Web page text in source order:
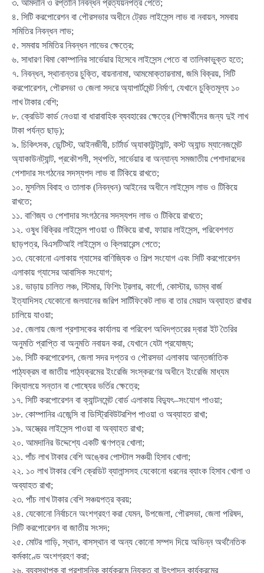
৩. আমদানি ও রপ্তানি নিবন্ধন প্রত্যয়নপত্র পেতে;
৪. সিটি করপোরেশন বা পৌরসভার অধীনে ট্রেড লাইসেন্স লাভ বা নবায়ন, সমবায়
সমিতির নিবন্ধন লাভ;
৫. সমবায় সমিতির নিবন্ধন লাভের ক্ষেত্রে;
৬. সাধারণ বিমা কোম্পানির সার্ভেয়ার হিসেবে লাইসেন্স পেতে বা তালিকাভুক্ত হতে;
৭. নিবন্ধন, স্থানান্তর চুক্তি, বায়নানামা, আমমোক্তারনামা, জমি বিক্রয়, সিটি
করপোরেশন, পৌরসভা ও জেলা সদরে অ্যাপার্টমেন্ট নির্মাণ, যেখানে চুক্তিমূল্য ১০
লাখ টাকার বেশি;
৮. ক্রেডিট কার্ড নেওয়া বা ধারাবাহিক ব্যবহারের ক্ষেত্রে (শিক্ষার্থীদের জন্য দুই লাখ
টাকা পর্যন্ত ছাড়);
৯. চিকিৎসক, ডেন্টিস্ট, আইনজীবী, চার্টার্ড অ্যাকাউন্ট্যান্ট, কস্ট অ্যান্ড ম্যানেজমেন্ট
অ্যাকাউনট্যান্ট, প্রকৌশলী, স্থপতি, সার্ভেয়ার বা অন্যান্য সমজাতীয় পেশাদারদের
পেশাদার সংগঠনের সদস্যপদ লাভ বা টিকিয়ে রাখতে;
১০. মুসলিম বিবাহ ও তালাক (নিবন্ধন) আইনের অধীনে লাইসেন্স লাভ ও টিকিয়ে
রাখতে;
১১. বাণিজ্য ও পেশাদার সংগঠনের সদস্যপদ লাভ ও টিকিয়ে রাখতে;
১২. ওষুধ বিক্রির লাইসেন্স পাওয়া ও টিকিয়ে রাখা, ফায়ার লাইসেন্স, পরিবেশগত
ছাড়পত্র, বিএসটিআই লাইসেন্স ও ক্লিয়ারেন্স পেতে;
১৩. যেকোনো এলাকায় গ্যাসের বাণিজ্যিক ও শিল্প সংযোগ এবং সিটি করপোরেশন
এলাকায় গ্যাসের আবাসিক সংযোগ;
১৪. ভাড়ায় চালিত লঞ্চ, স্টিমার, ফিশিং ট্রলার, কার্গো, কোস্টার, ডাম্ব বার্জ
ইত্যাদিসহ যেকোনো জলযানের জরিপ সার্টিফিকেট লাভ বা তার মেয়াদ অব্যাহত রাখার
চালিয়ে যাওয়া;
১৫. জেলায় জেলা প্রশাসকের কার্যালয় বা পরিবেশ অধিদপ্তরের দ্বারা ইট তৈরির
অনুমতি প্রাপ্তি বা অনুমতি নবায়ন করা, যেখানে যেটা প্রযোজ্য;
১৬. সিটি করপোরেশন, জেলা সদর দপ্তর ও পৌরসভা এলাকায় আন্তর্জাতিক
পাঠ্যক্রম বা জাতীয় পাঠ্যক্রমের ইংরেজি সংস্করণের অধীনে ইংরেজি মাধ্যম
বিদ্যালয়ে সন্তান বা পোষ্যের ভর্তির ক্ষেত্রে;
১৭. সিটি করপোরেশন বা ক্যান্টনমেন্ট বোর্ড এলাকায় বিদ্যুৎ–সংযোগ পাওয়া;
১৮. কোম্পানির এজেন্সি বা ডিস্ট্রিবিউটরশিপ পাওয়া ও অব্যাহত রাখা;
১৯. অস্ত্রের লাইসেন্স পাওয়া বা অব্যাহত রাখা;
২০. আমদানির উদ্দেশ্যে একটি ঋণপত্র খোলা;
২১. পাঁচ লাখ টাকার বেশি অঙ্কের পোস্টাল সঞ্চয়ী হিসাব খোলা;
২২. ১০ লাখ টাকার বেশি ক্রেডিট ব্যালান্সসহ যেকোনো ধরনের ব্যাংক হিসাব খোলা ও
অব্যাহত রাখা;
২৩. পাঁচ লাখ টাকার বেশি সঞ্চয়পত্র ক্রয়;
২৪. যেকোনো নির্বাচনে অংশগ্রহণ করা যেমন, উপজেলা, পৌরসভা, জেলা পরিষদ,
সিটি করপোরেশন বা জাতীয় সংসদ;
২৫. মোটর গাড়ি, স্থান, বাসস্থান বা অন্য কোনো সম্পদ দিয়ে অভিন্ন অর্থনৈতিক
কর্মকাণ্ডে অংশগ্রহণ করা;
২৬. ব্যবস্থাপক বা প্রশাসনিক কার্যক্রমে নিযুক্ত বা উৎপাদন কার্যক্রমের